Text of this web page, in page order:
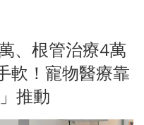
、根管治療4萬
軟！寵物醫療靠
推動